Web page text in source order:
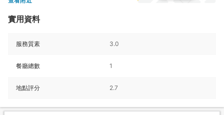
實用資料
服務質素 3.0
餐廳總數 1
地點評分 2.7